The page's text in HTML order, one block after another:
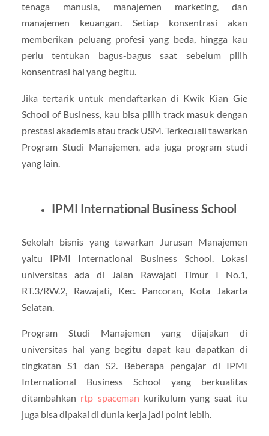
tenaga manusia, manajemen marketing, dan
manajemen keuangan. Setiap konsentrasi akan
memberikan peluang profesi yang beda, hingga kau
perlu tentukan bagus-bagus saat sebelum pilih
konsentrasi hal yang begitu.
Jika tertarik untuk mendaftarkan di Kwik Kian Gie
School of Business, kau bisa pilih track masuk dengan
prestasi akademis atau track USM. Terkecuali tawarkan
Program Studi Manajemen, ada juga program studi
yang lain.
IPMI International Business School
Sekolah bisnis yang tawarkan Jurusan Manajemen
yaitu IPMI International Business School. Lokasi
universitas ada di Jalan Rawajati Timur I No.1,
RT.3/RW.2, Rawajati, Kec. Pancoran, Kota Jakarta
Selatan.
Program Studi Manajemen yang dijajakan di
universitas hal yang begitu dapat kau dapatkan di
tingkatan S1 dan S2. Beberapa pengajar di IPMI
International Business School yang berkualitas
ditambahkan rtp spaceman kurikulum yang saat itu
juga bisa dipakai di dunia kerja jadi point lebih.